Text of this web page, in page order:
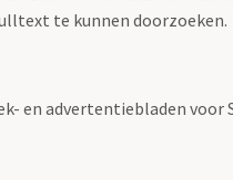
te kunnen doorzoeken.
en advertentiebladen voor